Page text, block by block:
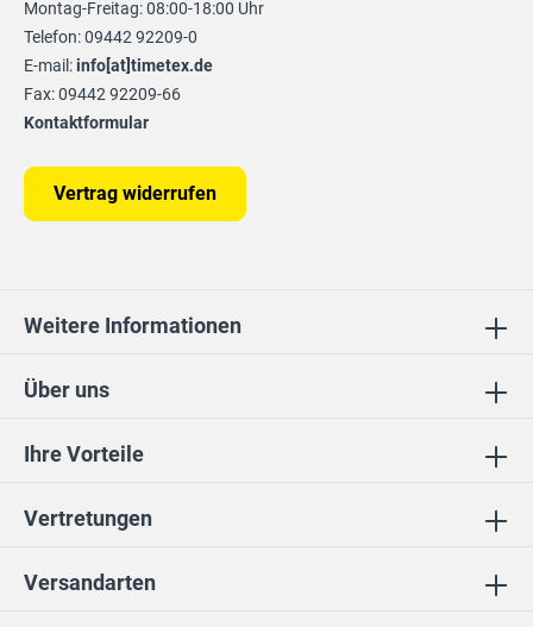
Ihre Vorteile
Vertretungen
Über uns
Montag-Freitag: 08:00-18:00 Uhr
Telefon: 09442 92209-0
E-mail:info[at]timetex.de
Fax: 09442 92209-66
Kontaktformular
Vertrag widerrufen
Weitere Informationen
Versandarten